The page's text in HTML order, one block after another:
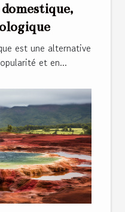
est une alternative
et en...